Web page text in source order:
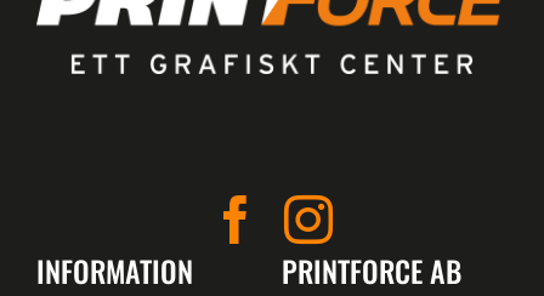
PRINTFORCE AB
INFORMATION